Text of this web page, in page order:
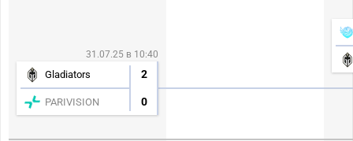
31.07.25 в 10:40
Gladiators 2
PARIVISION 0